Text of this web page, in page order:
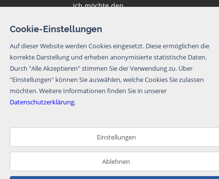
Ich möchte den
BoatNet per eMail
erhalten. Von dem
Newsletter kann
ich mich jederzeit
per eMail oder
über den
Abmeldelink im
Newsletter
Bitte beachten Sie
unsere
Datenschutzerklärung.
Cookie-Einstellungen
Auf dieser Website werden Cookies eingesetzt. Diese ermöglichen die
korrekte Darstellung und erheben anonymisierte statistische Daten.
Durch "Alle Akzeptieren" stimmen Sie der Verwendung zu. Über
"Einstellungen" können Sie auswählen, welche Cookies Sie zulassen
möchten.Weitere Informationen finden Sie in unserer
Datenschutzerklärung.
Einstellungen
Ablehnen